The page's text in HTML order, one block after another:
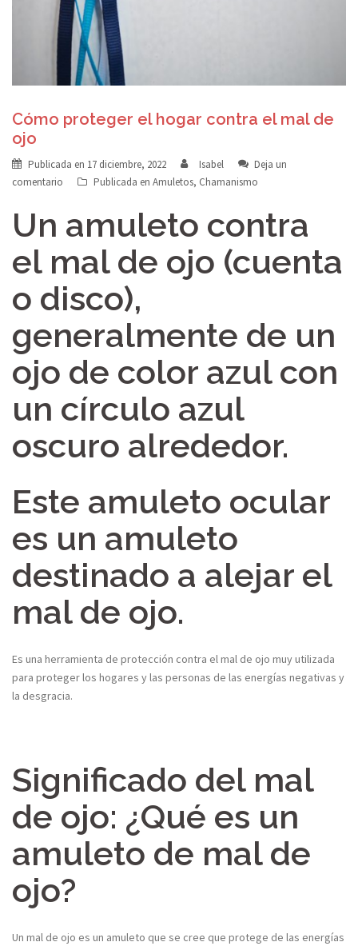
Cómo proteger el hogar contra el mal de
ojo
Publicada en 17 diciembre, 2022 Isabel
Deja un
comentario
Publicada en Amuletos, Chamanismo
Un amuleto contra
el mal de ojo (cuenta
o disco),
generalmente de un
ojo de color azul con
un círculo azul
oscuro alrededor.
Este amuleto ocular
es un amuleto
destinado a alejar el
mal de ojo.
Es una herramienta de protección contra el mal de ojo muy utilizada
para proteger los hogares y las personas de las energías negativas y
la desgracia.
Significado del mal
de ojo: ¿Qué es un
amuleto de mal de
ojo?
Un mal de ojo es un amuleto que se cree que protege de las energías